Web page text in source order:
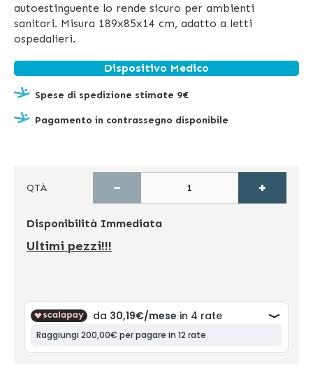
autoestinguente lo rende sicuro per ambienti
sanitari. Misura 189x85x14 cm, adatto a letti
ospedalieri.
Dispositivo Medico
Spese di spedizione stimate 9€
Pagamento in contrassegno disponibile
QTÀ − +
Disponibilità Immediata
Ultimi pezzi!!!